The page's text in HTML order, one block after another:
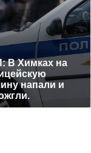
В Химках на
напали и